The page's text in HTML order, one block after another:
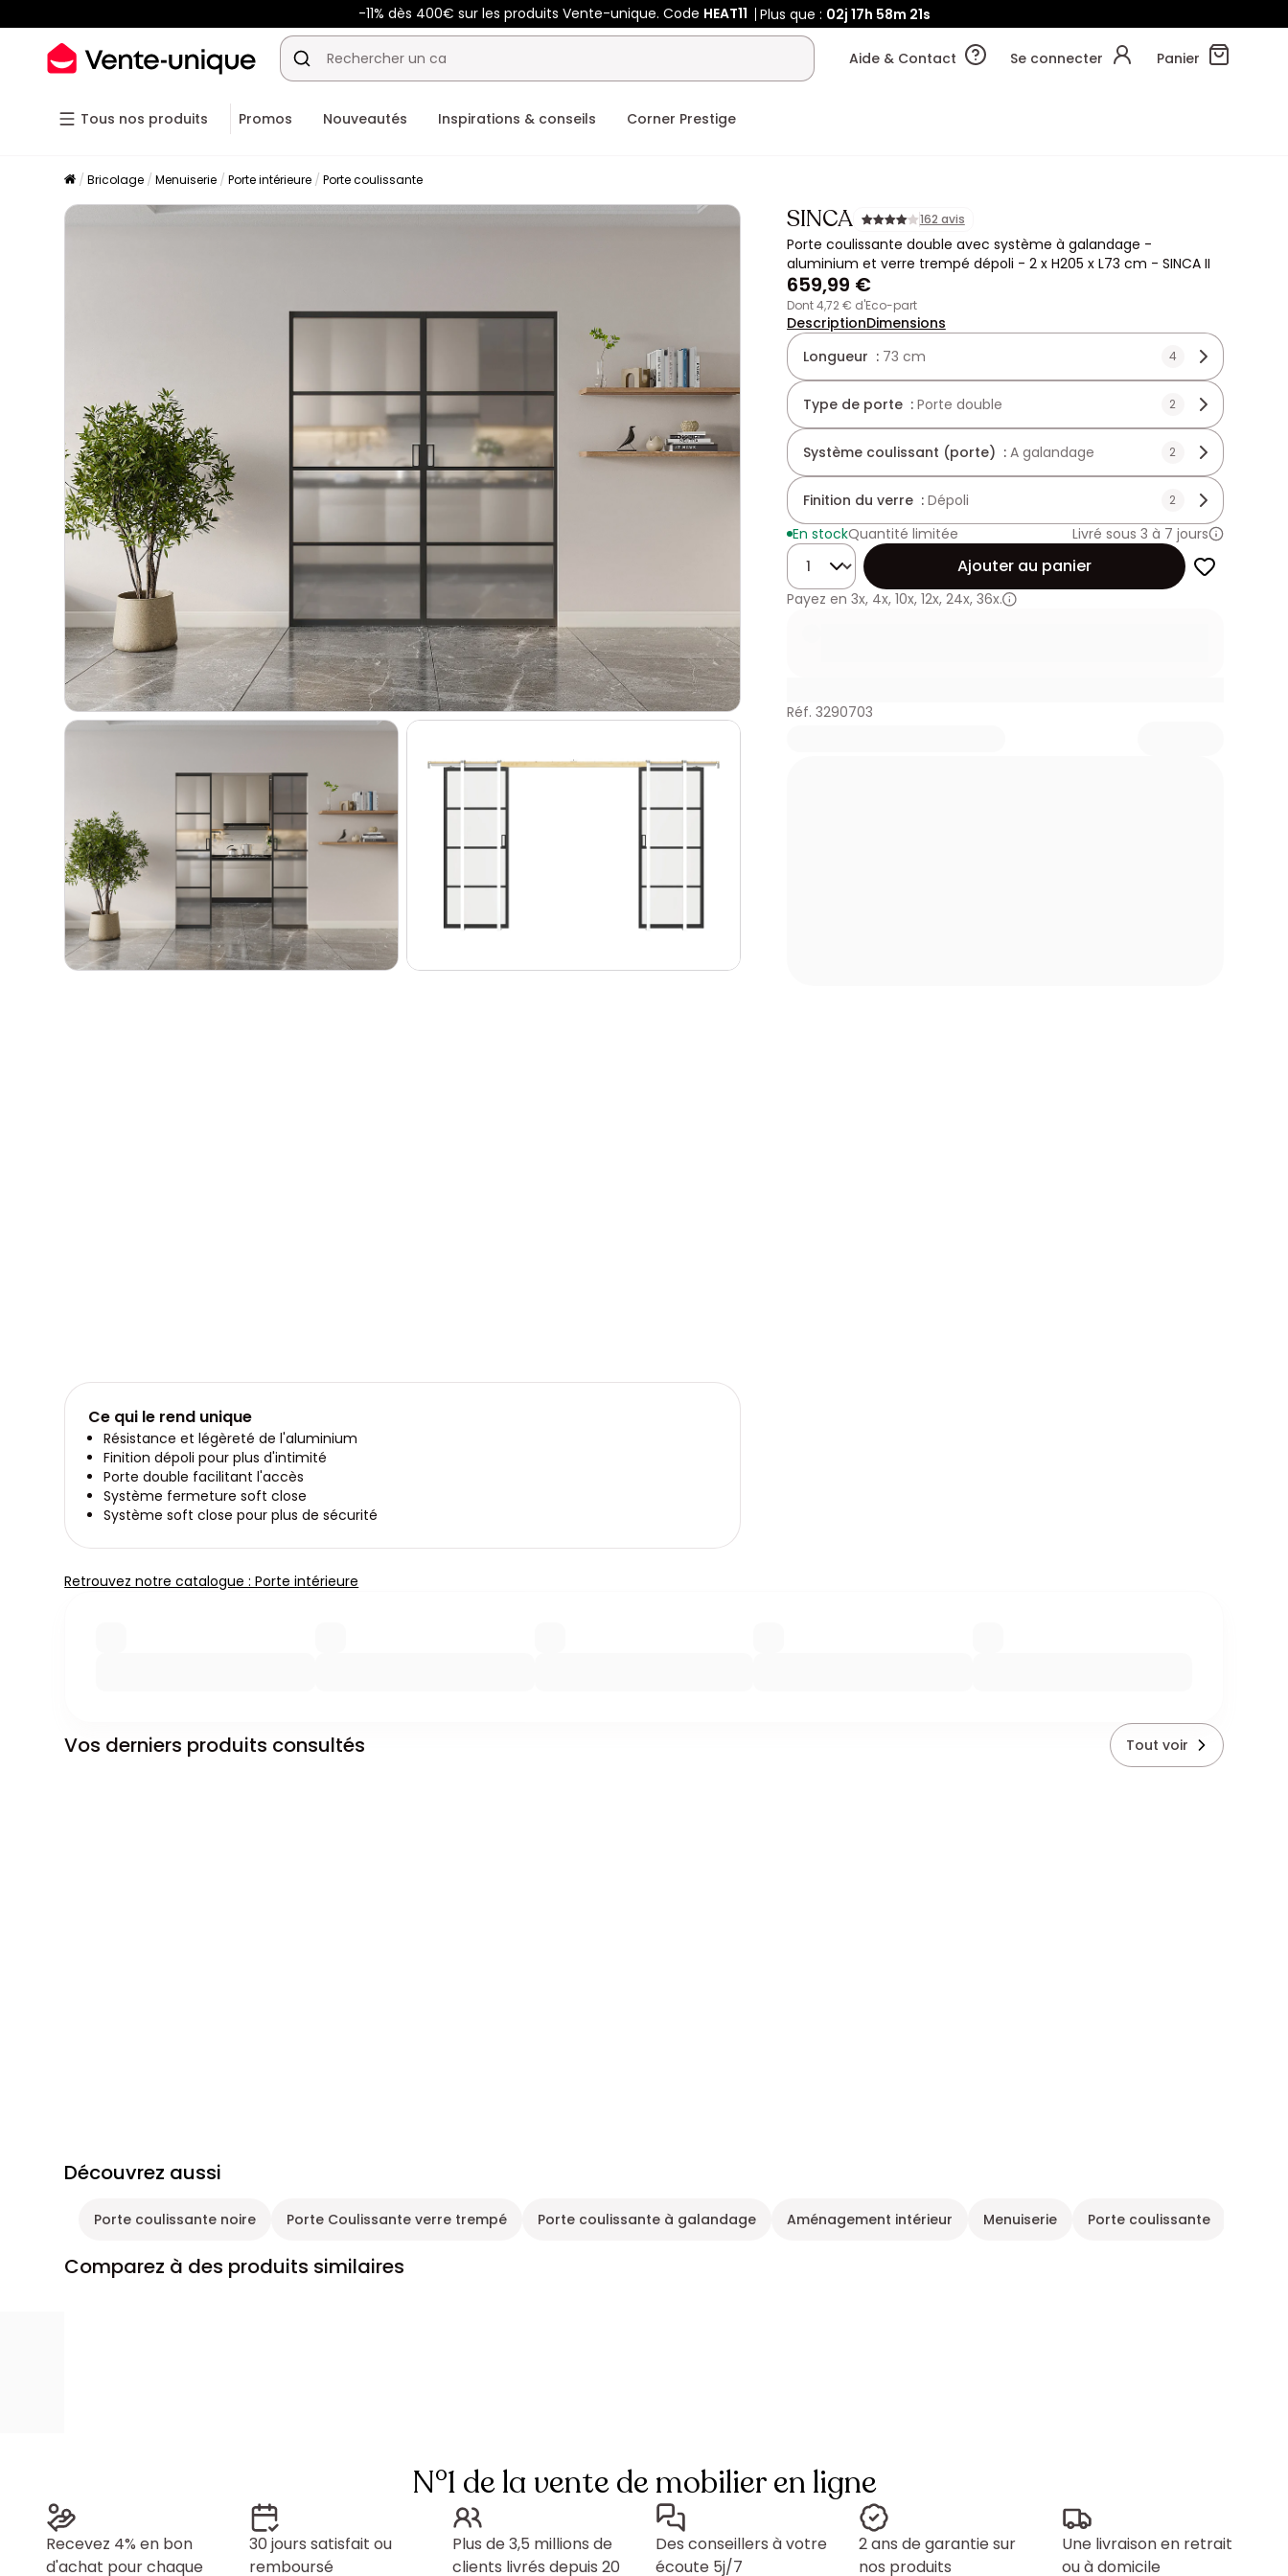
-11% dès 400€ sur les produits Vente-unique. Code HEAT11 Plus que : 02j 17h 58m 19s
Aide & Contact Se connecter Panier
Tous nos produits Promos Nouveautés Inspirations & conseils Corner Prestige
Bricolage Menuiserie Porte intérieure Porte coulissante
SINCA 162 avis
Porte coulissante double avec système à galandage -
aluminium et verre trempé dépoli - 2 x H205 x L73 cm - SINCA II
659,99 €
dont 4,72 € d'Eco-part
DescriptionDimensions
Longueur : 73 cm 4
Type de porte : Porte double 2
Système coulissant (porte) : A galandage 2
Finition du verre : Dépoli 2
En stockQuantité limitée
Livré sous 3 à 7 jours
Quantité
Ajouter au panier
Payez en 3x, 4x, 10x, 12x, 24x, 36x.
Réf. 3290703
Ce qui le rend unique
Résistance et légèreté de l'aluminium
Finition dépoli pour plus d'intimité
Porte double facilitant l'accès
Système fermeture soft close
Système soft close pour plus de sécurité
Retrouvez notre catalogue : Porte intérieure
Vos derniers produits consultés Tout voir
Découvrez aussi
Porte coulissante noire Porte Coulissante verre trempé Porte coulissante à galandage Aménagement intérieur Menuiserie Porte coulissante
Comparez à des produits similaires
N°1 de la vente de mobilier en ligne
Recevez 4% en bon
d'achat pour chaque
30 jours satisfait ou
remboursé
Plus de 3,5 millions de
clients livrés depuis 20
Des conseillers à votre
écoute 5j/7
2 ans de garantie sur
nos produits
Une livraison en retrait
ou à domicile